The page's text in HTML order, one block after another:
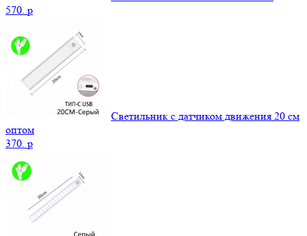
570. p
Светильник с датчиком движения 20 см
оптом
370. p